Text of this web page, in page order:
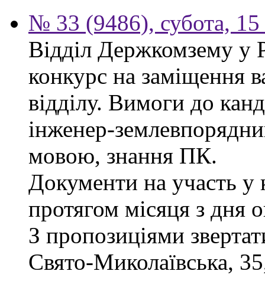
№ 33 (9486), субота, 15
Відділ Держкомзему у
конкурс на заміщення
відділу. Вимоги до
інженер-
мовою, знання ПК.
Документи на участь у
протягом місяця з дня
З пропозиціями
Свято-Миколаївська,